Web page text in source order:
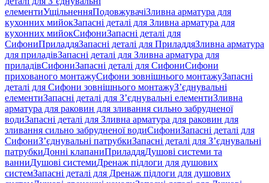
елементиУщільненняПодовжувачіЗливна арматура для
кухонних мийокЗапасні деталі для Зливна арматура для
кухонних мийокСифониЗапасні деталі для
СифониПриладдяЗапасні деталі для ПриладдяЗливна арматура
для приладівЗапасні деталі для Зливна арматура для
приладівСифониЗапасні деталі для СифониСифони
прихованого монтажуСифони зовнішнього монтажуЗапасні
деталі для Сифони зовнішнього монтажуЗ’єднувальні
елементиЗапасні деталі для З’єднувальні елементиЗливна
арматура для раковин для зливання сильно забрудненої
водиЗапасні деталі для Зливна арматура для раковин для
зливання сильно забрудненої водиСифониЗапасні деталі для
СифониЗ’єднувальні патрубкиЗапасні деталі для З’єднувальні
патрубкиДонні клапаниПриладдяДушові системи та
ванниДушові системиДренаж підлоги для душових
системЗапасні деталі для Дренаж підлоги для душових